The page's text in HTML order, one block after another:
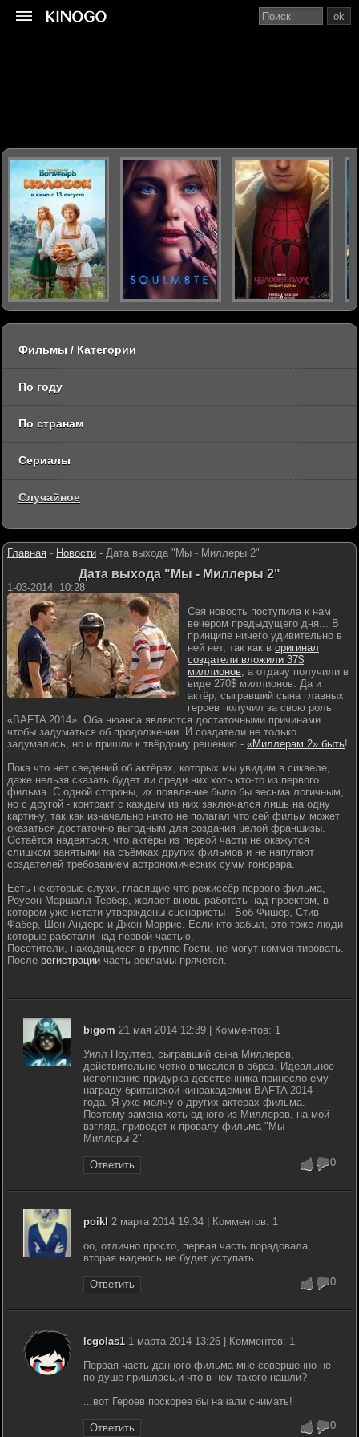
Главная - Новости - Дата выхода "Мы - Миллеры 2"
Дата выхода "Мы - Миллеры 2"
1-03-2014, 10:28
Сея новость поступила к нам
вечером предыдущего дня... В
принципе ничего удивительно в
ней нет, так как в оригинал
создатели вложили 37$
миллионов, а отдачу получили в
виде 270$ миллионов. Да и
актёр, сыгравший сына главных
героев получил за свою роль
«BAFTA 2014». Оба нюанса являются достаточными причинами
чтобы задуматься об продолжении. И создатели не только
задумались, но и пришли к твёрдому решению - «Миллерам 2» быть!
Пока что нет сведений об актёрах, которых мы увидим в сиквеле,
даже нельзя сказать будет ли среди них хоть кто-то из первого
фильма. С одной стороны, их появление было бы весьма логичным,
но с другой - контракт с каждым из них заключался лишь на одну
картину, так как изначально никто не полагал что сей фильм может
оказаться достаточно выгодным для создания целой франшизы.
Остаётся надеяться, что актёры из первой части не окажутся
слишком занятыми на съёмках других фильмов и не напугают
создателей требованием астрономических сумм гонорара.
Есть некоторые слухи, гласящие что режиссёр первого фильма,
Роусон Маршалл Тербер, желает вновь работать над проектом, в
котором уже кстати утверждены сценаристы - Боб Фишер, Стив
Фабер, Шон Андерс и Джон Моррис. Если кто забыл, это тоже люди
которые работали над первой частью.
Посетители, находящиеся в группе Гости, не могут комментировать.
После регистрации часть рекламы прячется.
bigom 21 мая 2014 12:39 | Комментов: 1
Уилл Поултер, сыгравший сына Миллеров,
действительно четко вписался в образ. Идеальное
исполнение придурка девственника принесло ему
награду британской киноакадемии BAFTA 2014
года. Я уже молчу о других актерах фильма.
Поэтому замена хоть одного из Миллеров, на мой
взгляд, приведет к провалу фильма "Мы -
Миллеры 2".
Ответить 0
poikl 2 марта 2014 19:34 | Комментов: 1
оо, отлично просто, первая часть порадовала,
вторая надеюсь не будет уступать
Ответить 0
legolas1 1 марта 2014 13:26 | Комментов: 1
Первая часть данного фильма мне совершенно не
по душе пришлась,и что в нём такого нашли?
...вот Героев поскорее бы начали снимать!
Ответить 0
ok
Фильмы / Категории
По году
По странам
Сериалы
Случайное